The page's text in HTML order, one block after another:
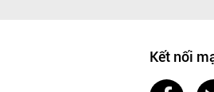
Kết nối